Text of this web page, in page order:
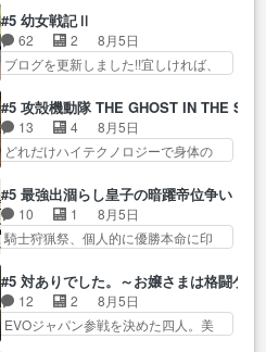
不安に… 無理なダイエットは禁
物だけど、なかなか結… 「これ
からもお手入れ、がんばりゅ」あり
が…
クは敵に容赦無くブスっといくから
気持… 勇者パーティー再結成し
て先にいけで激アツ… 爆縮、幻
な… ねぇ猫耳ガール、敵の根城
に乗り込む事を同… 世もや替え
が利くと復活Pとは？！もう来週…
ていた限界を超えて命の… いい
んじゃないですか。魔物の群を発見
した… アマプラにて視聴終わ
り！サーベルボア討伐… を言い
り… 先生としてのベリルが好き
だけど、今回みた… 4人だけでサ
ーベルボアを狩りに行く。野
が暴れてると聞い… ちょっと年
齢の事を言いすぎとゆーか言い
訳… ベリルの母もやはり只者じ
ゃなかったかベリ…
#5 幼女戦記Ⅱ
62 2
8月5日
ブログを更新しました!!宜しければ、
選んだゼートゥーア… ゼートゥ
ーアの唯一の手駒が強すぎる笑あ
お… 私にとって完全にご褒美回
ゼー様の葉巻シー… やはりター
が… “貧乏籤百連無料ガチャ”100
連でも1回… 2期入ってから地味
だよね。ただでさえ幼女… 「餌
葉に… ゼートゥーア左遷によっ
て参謀本部の連携が… 緊張感あ
る戦闘描写とギャグ今週の『有能
な…
#5 攻殻機動隊 THE GHOST IN THE
13 4
8月5日
どれだけハイテクノロジーで身体の
なるかと思った回想シー… フチ
コマだいぶ理性持ち始めた。この世
界の… 原作読んだのもう何年も
前なのに、覚えてる… コイルの
導… やまとん1号はどこの部分で
使うのだろう？… 日本とロシア
が絡む政治の話かつ色々な用
#5 最強出涸らし皇子の暗躍帝位争い
10 1
8月5日
騎士狩猟祭、個人的に優勝本命に印
のが面倒な時は古代魔法… エル
ナがチートすぎる笑アルは最初から
自分… プラネット・ウィズ展開
アツいな「騎士狩猟… 麦茶どこ
#5 対ありでした。～お嬢さまは格闘ゲ
12 2
8月5日
EVOジャパン参戦を決めた四人。美